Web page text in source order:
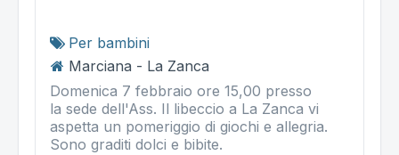
Per bambini
Marciana - La Zanca
Domenica 7 febbraio ore 15,00 presso
la sede dell'Ass. Il libeccio a La Zanca vi
aspetta un pomeriggio di giochi e allegria.
Sono graditi dolci e bibite.